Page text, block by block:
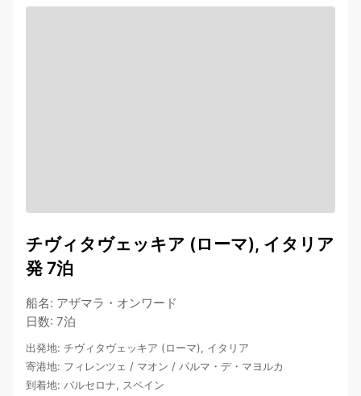
チヴィタヴェッキア (ローマ), イタリア
発 7泊
船名: アザマラ・オンワード
日数: 7泊
出発地: チヴィタヴェッキア (ローマ), イタリア
寄港地: フィレンツェ / マオン / パルマ・デ・マヨルカ
到着地: バルセロナ, スペイン